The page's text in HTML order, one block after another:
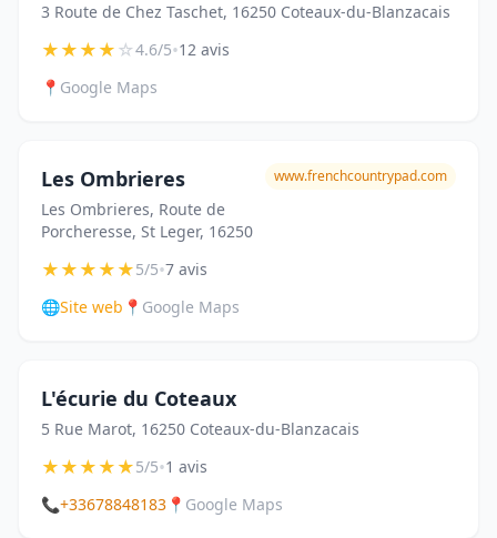
3 Route de Chez Taschet, 16250 Coteaux-du-Blanzacais
★★★★☆4.6/5•12 avis
📍 Google Maps
Les Ombrieres
Les Ombrieres, Route de
Porcheresse, St Leger, 16250
www.frenchcountrypad.com
★★★★★5/5•7 avis
🌐Site web 📍 Google Maps
L'écurie du Coteaux
5 Rue Marot, 16250 Coteaux-du-Blanzacais
★★★★★5/5•1 avis
📞+33678848183 📍 Google Maps